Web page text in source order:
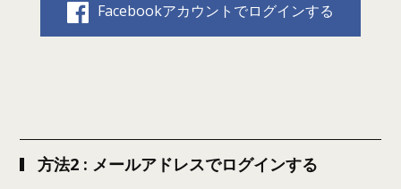
Facebookアカウントでログインする
方法2 : メールアドレスでログインする